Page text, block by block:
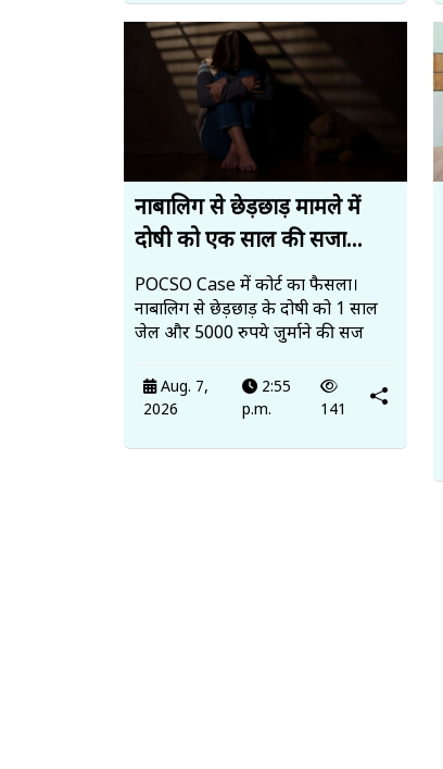
नाबालिग से छेड़छाड़ मामले में
दोषी को एक साल की सजा...
POCSO Case में कोर्ट का फैसला।
नाबालिग से छेड़छाड़ के दोषी को 1 साल
जेल और 5000 रुपये जुर्माने की सज
Aug. 7,
2026
2:55
p.m.
141